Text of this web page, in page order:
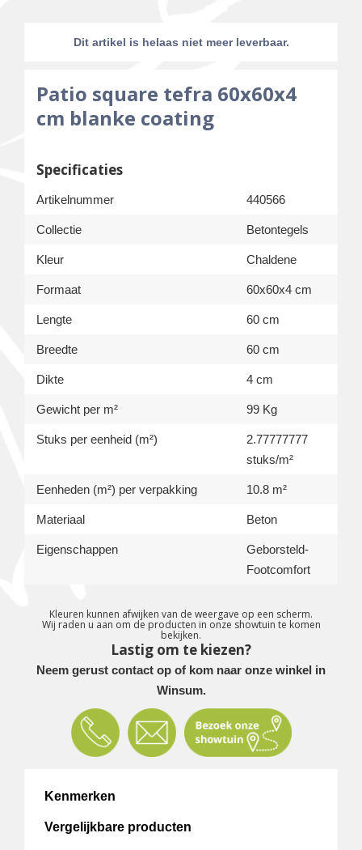
Dit artikel is helaas niet meer leverbaar.
Patio square tefra 60x60x4
cm blanke coating
Specificaties
Artikelnummer 440566
Collectie Betontegels
Kleur Chaldene
Formaat 60x60x4 cm
Lengte 60 cm
Breedte 60 cm
Dikte 4 cm
Gewicht per m² 99 Kg
Stuks per eenheid (m²)
2.77777777
stuks/m²
Eenheden (m²) per verpakking 10.8 m²
Materiaal Beton
Eigenschappen
Geborsteld-
Footcomfort
Kleuren kunnen afwijken van de weergave op een scherm.
Wij raden u aan om de producten in onze showtuin te komen
bekijken.
Lastig om te kiezen?
Neem gerust contact op of kom naar onze winkel in
Winsum.
Kenmerken
Vergelijkbare producten